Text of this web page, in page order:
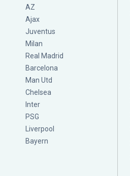
AZ
Ajax
Juventus
Milan
Real Madrid
Barcelona
Man Utd
Chelsea
Inter
PSG
Liverpool
Bayern